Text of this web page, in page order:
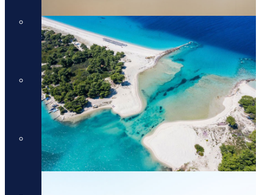
מלונות יוקרה בדובאי
מלונות יוקרה בדובאי
מלונות יוקרה באיטליה
מלונות יוקרה באיטליה
מלונות יוקרה בלונדון
מלונות יוקרה בלונדון